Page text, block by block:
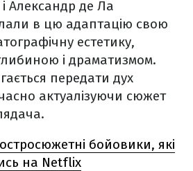
Александр де Ла
в цю адаптацію свою
естетику,
і драматизмом.
передати дух
актуалізуючи сюжет
бойовики, які
на Netflix